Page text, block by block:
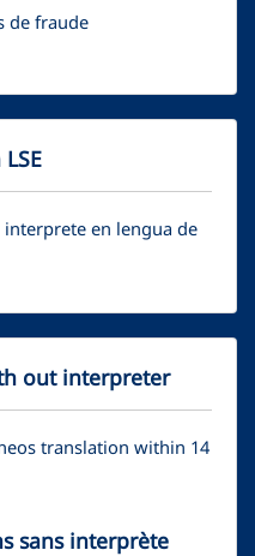
de fraude
en lengua de
out interpreter
translation within 14
sans interprète